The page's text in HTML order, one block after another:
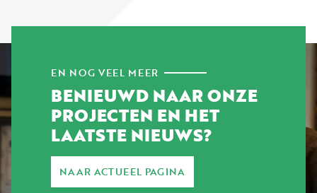
EN NOG VEEL MEER
BENIEUWD NAAR ONZE
PROJECTEN EN HET
LAATSTE NIEUWS?
NAAR ACTUEEL PAGINA